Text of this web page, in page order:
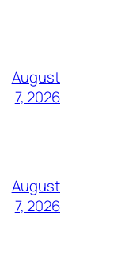
August
7, 2026
August
7, 2026